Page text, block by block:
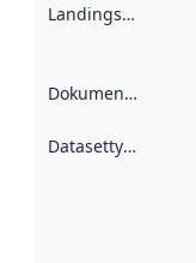
Landingsside
Dokumentasjon
Datasettype